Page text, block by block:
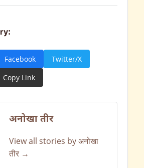
Facebook
Twitter/X
Copy Link
अनोखा तीर
View all stories by अनोखा
तीर →